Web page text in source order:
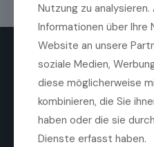
Die Medilas AG ist ein
hochwertigen
Nutzung zu
Informationen über Ihre
Website an unsere
soziale Medien,
diese möglicherweise
kombinieren, die Sie
haben oder die sie
Dienste erfasst haben.